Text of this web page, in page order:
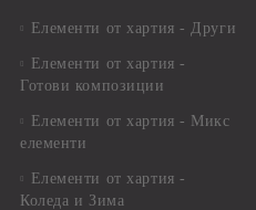
Елементи от хартия - Други
Елементи от хартия -
Готови композиции
Елементи от хартия - Микс
елементи
Елементи от хартия -
Коледа и Зима